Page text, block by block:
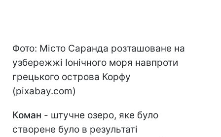
Фото: Місто Саранда розташоване на
узбережжі Іонічного моря навпроти
грецького острова Корфу
(pixabay.com)
Коман - штучне озеро, яке було
створене було в результаті